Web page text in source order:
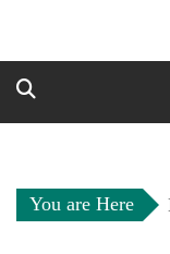
You are Here